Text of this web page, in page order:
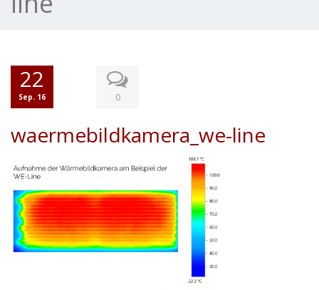
22
Sep. 16 0
waermebildkamera_we-line